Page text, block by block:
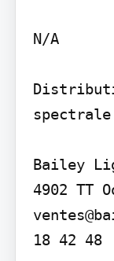
N/A
spectrale
Bailey
4902 TT
18 42